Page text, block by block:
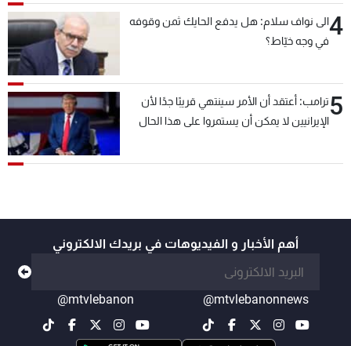
4الى نواف سلام: هل يدفع الحايك ثمن وقوفه
في وجه خيّاط؟
5ترامب: أعتقد أن الأمر سينتهي قريبًا جدًا لأن
الإيرانيين لا يمكن أن يستمروا على هذا الحال
أهم الأخبار و الفيديوهات في بريدك الالكتروني
@mtvlebanonnews
@mtvlebanon